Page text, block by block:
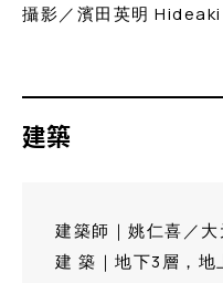
攝影／濱田英明 Hideaki
建築
建築師｜姚仁喜／
建 築｜地下3層，地